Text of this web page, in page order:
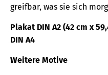
greifbar, was sie sich
Plakat DIN A2 (42 cm x
DIN A4
Weitere Motive